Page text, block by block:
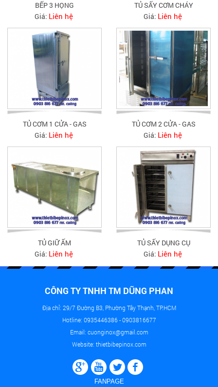
BẾP 3 HỌNG
Giá: Liên hệ
TỦ SẤY CƠM CHÁY
Giá: Liên hệ
TỦ CƠM 1 CỬA - GAS
Giá: Liên hệ
TỦ CƠM 2 CỬA - GAS
Giá: Liên hệ
TỦ GIỮ ẤM
Giá: Liên hệ
TỦ SẤY DỤNG CỤ
Giá: Liên hệ
CÔNG TY TNHH TM DŨNG PHAN
Địa chỉ: 29/7 Đường B3, Phường Tây Thạnh, TP.HCM
Hotline: 0935446386 - 0903816677
Email: cuonginox@gmail.com
Website: thietbibepinox.com
FANPAGE